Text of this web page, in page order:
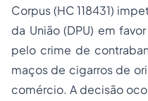
Corpus (HC 118431)
da União (DPU) em
pelo crime de
maços de cigarros de
comércio. A decisão